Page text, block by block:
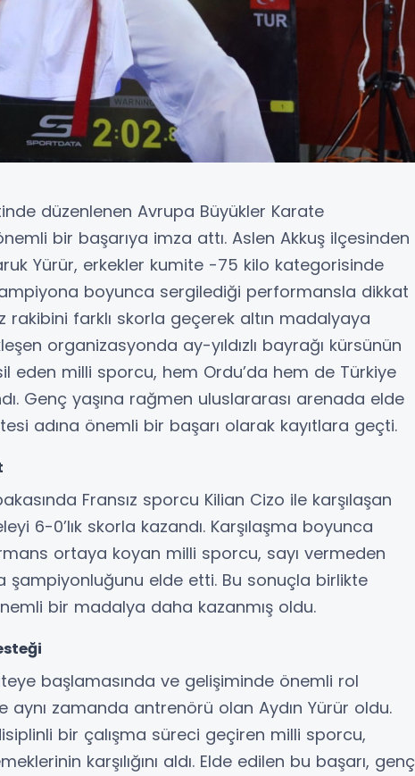
düzenlenen Avrupa Büyükler Karate
bir başarıya imza attı. Aslen Akkuş ilçesinden
Yürür, erkekler kumite -75 kilo kategorisinde
boyunca sergilediği performansla dikkat
rakibini farklı skorla geçerek altın madalyaya
organizasyonda ay-yıldızlı bayrağı kürsünün
eden milli sporcu, hem Ordu’da hem de Türkiye
Genç yaşına rağmen uluslararası arenada elde
adına önemli bir başarı olarak kayıtlara geçti.
Fransız sporcu Kilian Cizo ile karşılaşan
6-0’lık skorla kazandı. Karşılaşma boyunca
ortaya koyan milli sporcu, sayı vermeden
şampiyonluğunu elde etti. Bu sonuçla birlikte
bir madalya daha kazanmış oldu.
başlamasında ve gelişiminde önemli rol
aynı zamanda antrenörü olan Aydın Yürür oldu.
bir çalışma süreci geçiren milli sporcu,
karşılığını aldı. Elde edilen bu başarı, genç